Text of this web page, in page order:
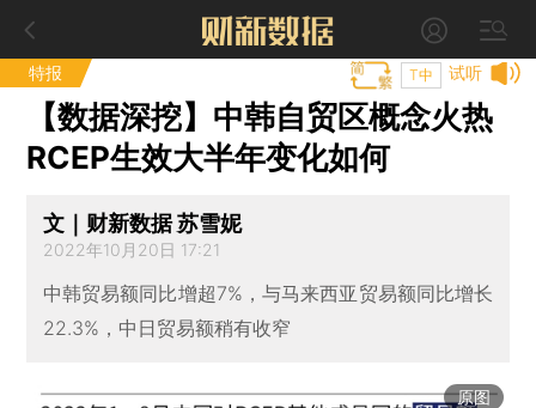
特报 试听
T中
【数据深挖】中韩自贸区概念火热
RCEP生效大半年变化如何
文｜财新数据 苏雪妮
2022年10月20日 17:21
中韩贸易额同比增超7%，与马来西亚贸易额同比增长
22.3%，中日贸易额稍有收窄
原图